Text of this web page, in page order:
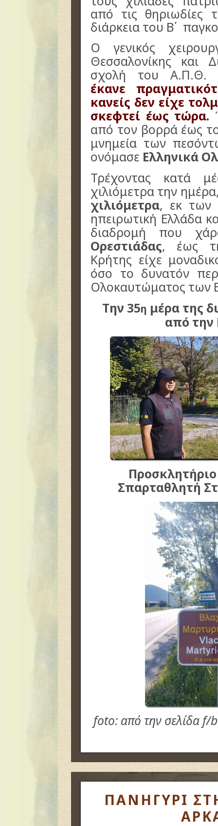
από τις θηριωδίες
διάρκεια του Β΄
Ο γενικός
Θεσσαλονίκης και
σχολή του Α.Π.Θ.
έκανε
κανείς δεν είχε
σκεφτεί έως τώρα.
από τον βορρά έως
μνημεία των
ονόμασε Ελληνικά
Τρέχοντας κατά
χιλιόμετρα την
χιλιόμετρα, εκ των
ηπειρωτική Ελλάδα
διαδρομή που
Ορεστιάδας, έως
Κρήτης είχε
όσο το δυνατόν
Ολοκαυτώματος των
Την 35η μέρα της
από την
Σπαρταθλητή
foto: από την σελίδα f/
ΠΑΝΗΓΥΡΙ